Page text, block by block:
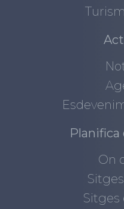
On
Sitges